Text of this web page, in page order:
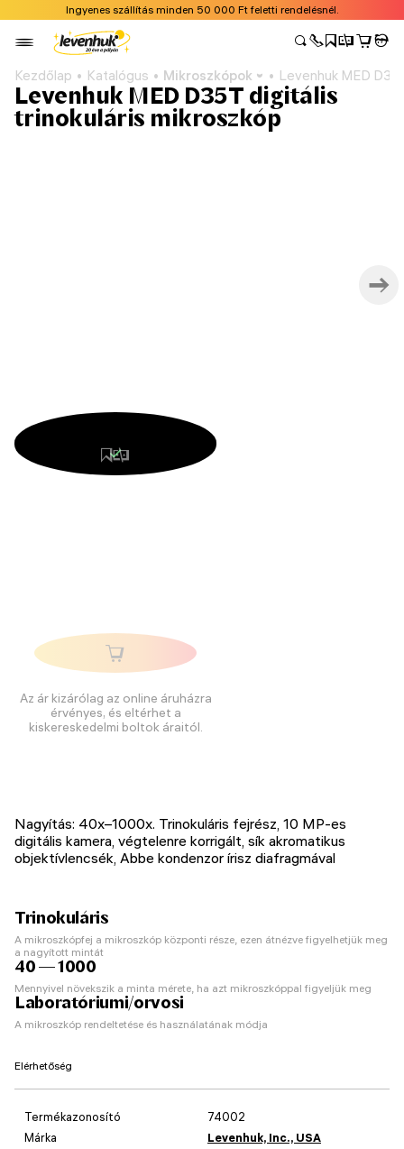
Ingyenes szállítás minden 50 000 Ft feletti rendelésnél.
Kezdőlap Katalógus Mikroszkópok Levenhuk MED
Levenhuk MED D35T digitális
trinokuláris mikroszkóp
Az ár kizárólag az online áruházra
érvényes, és eltérhet a
kiskereskedelmi boltok áraitól.
Nagyítás: 40x–1000x. Trinokuláris fejrész, 10 MP-es
digitális kamera, végtelenre korrigált, sík akromatikus
objektívlencsék, Abbe kondenzor írisz diafragmával
Trinokuláris
A mikroszkópfej a mikroszkóp központi része, ezen átnézve figyelhetjük meg
a nagyított mintát
40 — 1000
Mennyivel növekszik a minta mérete, ha azt mikroszkóppal figyeljük meg
Laboratóriumi/orvosi
A mikroszkóp rendeltetése és használatának módja
Elérhetőség
Termékazonosító
74002
Márka
Levenhuk, Inc., USA